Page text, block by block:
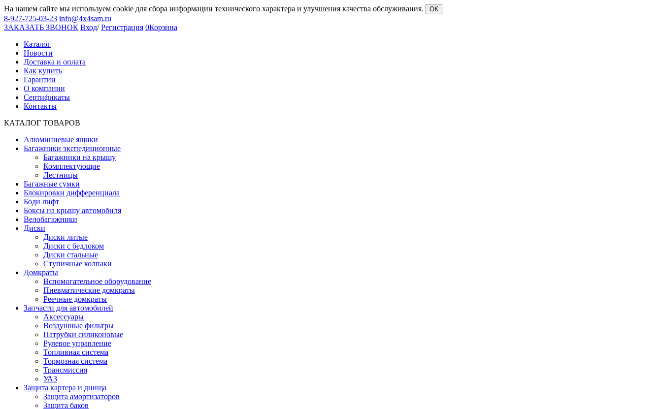
На нашем сайте мы используем cookie для сбора информации технического характера и улучшения качества обслуживания. ОК
8-927-725-03-23 info@4x4sam.ru
ЗАКАЗАТЬ ЗВОНОК Вход/Регистрация 0Корзина
Каталог
Новости
Доставка и оплата
Как купить
Гарантии
О компании
Сертификаты
Контакты
КАТАЛОГ ТОВАРОВ
Алюминиевые ящики
Багажники экспедиционные
Багажники на крышу
Комплектующие
Лестницы
Багажные сумки
Блокировки дифференциала
Боди лифт
Боксы на крышу автомобиля
Велобагажники
Диски
Диски литые
Диски с бедлоком
Диски стальные
Ступичные колпаки
Домкраты
Вспомогательное оборудование
Пневматические домкраты
Реечные домкраты
Запчасти для автомобилей
Аксессуары
Воздушные фильтры
Патрубки силиконовые
Рулевое управление
Топливная система
Тормозная система
Трансмиссия
УАЗ
Защита картера и днища
Защита амортизаторов
Защита баков